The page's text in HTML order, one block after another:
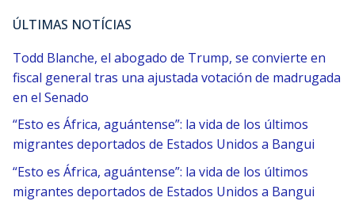
ÚLTIMAS NOTÍCIAS
Todd Blanche, el abogado de Trump, se convierte en
fiscal general tras una ajustada votación de madrugada
en el Senado
“Esto es África, aguántense”: la vida de los últimos
migrantes deportados de Estados Unidos a Bangui
“Esto es África, aguántense”: la vida de los últimos
migrantes deportados de Estados Unidos a Bangui